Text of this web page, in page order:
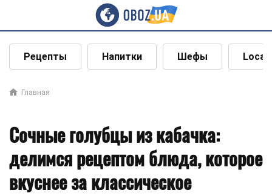
Рецепты Напитки Шефы Local
Главная
Сочные голубцы из кабачка:
делимся рецептом блюда, которое
вкуснее за классическое